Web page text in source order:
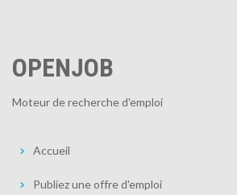
OPENJOB
Moteur de recherche d'emploi
Accueil
Publiez une offre d'emploi